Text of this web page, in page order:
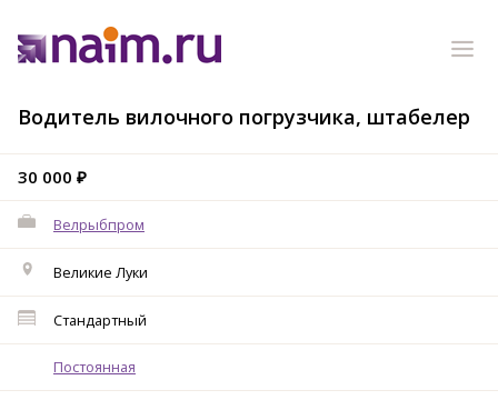
Водитель вилочного погрузчика, штабелер
30 000 ₽
Велрыбпром
Великие Луки
Стандартный
Постоянная